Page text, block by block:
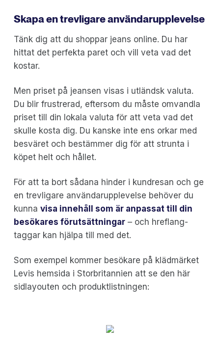
Skapa en trevligare användarupplevelse
Tänk dig att du shoppar jeans online. Du har
hittat det perfekta paret och vill veta vad det
kostar.
Men priset på jeansen visas i utländsk valuta.
Du blir frustrerad, eftersom du måste omvandla
priset till din lokala valuta för att veta vad det
skulle kosta dig. Du kanske inte ens orkar med
besväret och bestämmer dig för att strunta i
köpet helt och hållet.
För att ta bort sådana hinder i kundresan och ge
en trevligare användarupplevelse behöver du
kunna visa innehåll som är anpassat till din
besökares förutsättningar – och hreflang-
taggar kan hjälpa till med det.
Som exempel kommer besökare på klädmärket
Levis hemsida i Storbritannien att se den här
sidlayouten och produktlistningen: